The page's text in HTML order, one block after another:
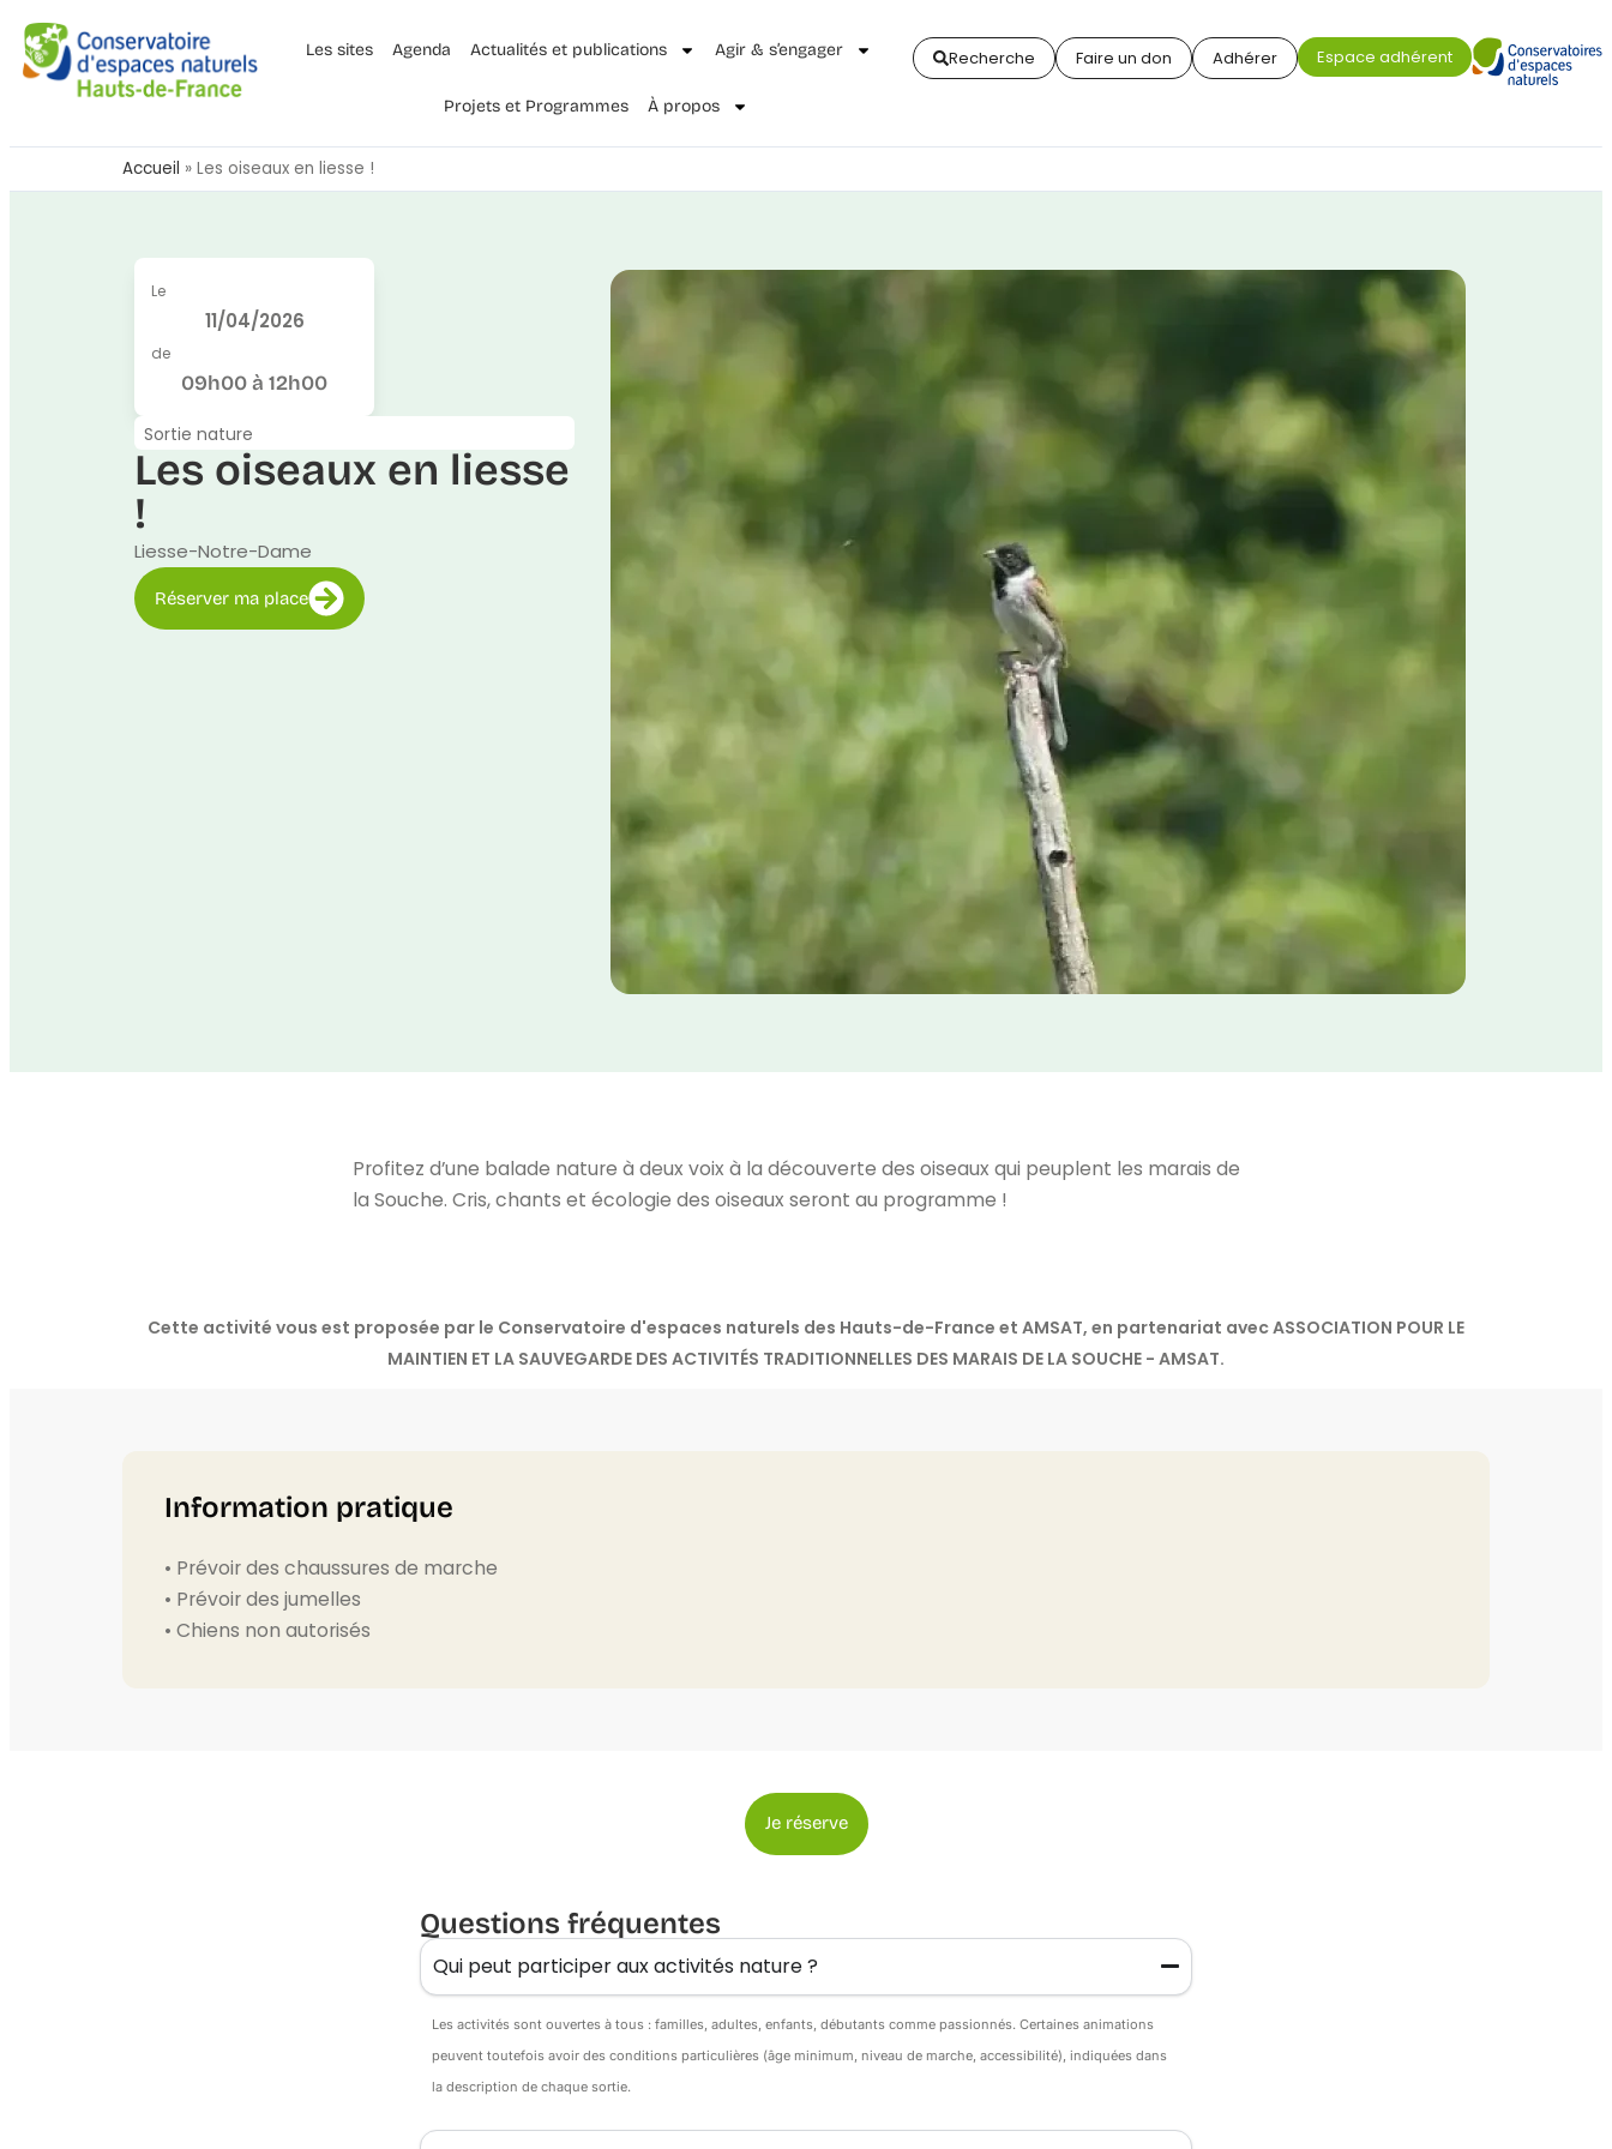
Les sites Agenda Actualités et publications Agir & s’engager
Projets et Programmes À propos
Recherche Faire un don Adhérer Espace adhérent
Accueil » Les oiseaux en liesse !
Le
11/04/2026
de
09h00 à 12h00
Sortie nature
Les oiseaux en liesse
!
Liesse-Notre-Dame
Réserver ma place
Profitez d’une balade nature à deux voix à la découverte des oiseaux qui peuplent les marais de
la Souche. Cris, chants et écologie des oiseaux seront au programme !
Cette activité vous est proposée par le Conservatoire d'espaces naturels des Hauts-de-France et AMSAT, en partenariat avec ASSOCIATION POUR LE
MAINTIEN ET LA SAUVEGARDE DES ACTIVITÉS TRADITIONNELLES DES MARAIS DE LA SOUCHE - AMSAT.
Information pratique
• Prévoir des chaussures de marche
• Prévoir des jumelles
• Chiens non autorisés
Je réserve
Questions fréquentes
Qui peut participer aux activités nature ?
Les activités sont ouvertes à tous : familles, adultes, enfants, débutants comme passionnés. Certaines animations
peuvent toutefois avoir des conditions particulières (âge minimum, niveau de marche, accessibilité), indiquées dans
la description de chaque sortie.